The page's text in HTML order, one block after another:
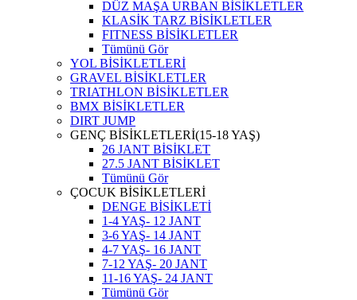
DÜZ MAŞA URBAN BİSİKLETLER
KLASİK TARZ BİSİKLETLER
FITNESS BİSİKLETLER
Tümünü Gör
YOL BİSİKLETLERİ
GRAVEL BİSİKLETLER
TRIATHLON BİSİKLETLER
BMX BİSİKLETLER
DIRT JUMP
GENÇ BİSİKLETLERİ(15-18 YAŞ)
26 JANT BİSİKLET
27.5 JANT BİSİKLET
Tümünü Gör
ÇOCUK BİSİKLETLERİ
DENGE BİSİKLETİ
1-4 YAŞ- 12 JANT
3-6 YAŞ- 14 JANT
4-7 YAŞ- 16 JANT
7-12 YAŞ- 20 JANT
11-16 YAŞ- 24 JANT
Tümünü Gör